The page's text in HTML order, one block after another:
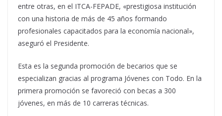
entre otras, en el ITCA-FEPADE, «prestigiosa institución
con una historia de más de 45 años formando
profesionales capacitados para la economía nacional»,
aseguró el Presidente.
Esta es la segunda promoción de becarios que se
especializan gracias al programa Jóvenes con Todo. En la
primera promoción se favoreció con becas a 300
jóvenes, en más de 10 carreras técnicas.